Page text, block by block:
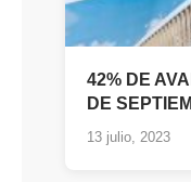
42% DE
DE
13 julio, 2023